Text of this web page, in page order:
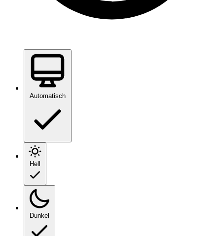
Automatisch
Hell
Dunkel